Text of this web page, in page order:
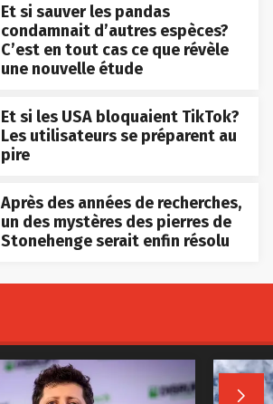
Et si sauver les pandas
condamnait d’autres espèces?
C’est en tout cas ce que révèle
une nouvelle étude
Et si les USA bloquaient TikTok?
Les utilisateurs se préparent au
pire
Après des années de recherches,
un des mystères des pierres de
Stonehenge serait enfin résolu
